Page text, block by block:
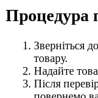
Процедура
Зверніться
товару.
Надайте
Після